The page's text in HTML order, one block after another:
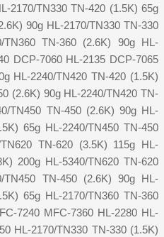
2170/TN330 TN-420 (1.5K) 65g
90g HL-2170/TN330 TN-330
TN360 TN-360 (2.6K) 90g HL-
DCP-7060 HL-2135 DCP-7065
HL-2240/TN420 TN-420 (1.5K)
(2.6K) 90g HL-2240/TN420 TN-
TN450 TN-450 (2.6K) 90g HL-
65g HL-2240/TN450 TN-450
TN-620 (3.5K) 115g HL-
200g HL-5340/TN620 TN-620
TN450 TN-450 (2.6K) 90g HL-
65g HL-2170/TN360 TN-360
7240 MFC-7360 HL-2280 HL-
HL-2170/TN330 TN-330 (1.5K)